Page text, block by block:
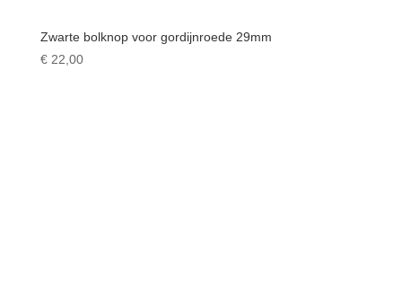
Zwarte bolknop voor gordijnroede 29mm
€22,00